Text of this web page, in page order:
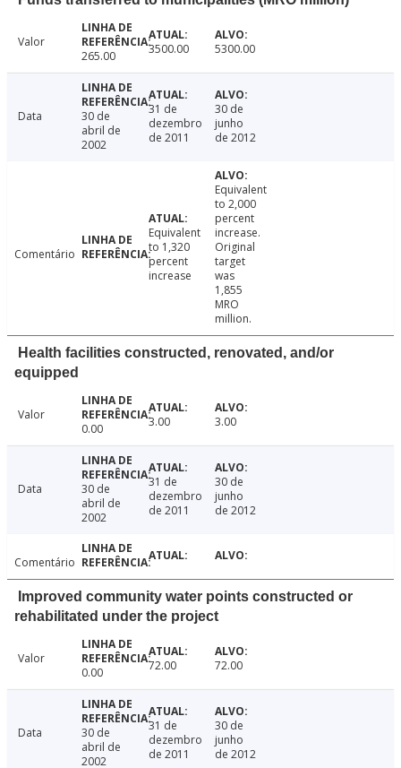
Valor
265.00
3500.00 5300.00
Data
30 de
abril de
2002
31 de
dezembro
de 2011
30 de
junho
de 2012
Comentário
Equivalent
to 1,320
percent
increase
Equivalent
to 2,000
percent
increase.
Original
target
was
1,855
MRO
million.
Health facilities constructed, renovated, and/or
equipped
Valor
0.00
3.00 3.00
Data
30 de
abril de
2002
31 de
dezembro
de 2011
30 de
junho
de 2012
Comentário
Improved community water points constructed or
rehabilitated under the project
Valor
0.00
72.00 72.00
Data
30 de
abril de
2002
31 de
dezembro
de 2011
30 de
junho
de 2012